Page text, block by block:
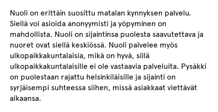
Nuoli on erittäin suosittu matalan kynnyksen palvelu.
Siellä voi asioida anonyymisti ja yöpyminen on
mahdollista. Nuoli on sijaintinsa puolesta saavutettava ja
nuoret ovat siellä keskiössä. Nuoli palvelee myös
ulkopaikkakuntalaisia, mikä on hyvä, sillä
ulkopaikkakuntalaisille ei ole vastaavia palveluita. Pysäkki
on puolestaan rajattu helsinkiläisille ja sijainti on
syrjäisempi suhteessa siihen, missä asiakkaat viettävät
aikaansa.